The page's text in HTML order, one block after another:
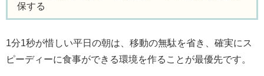
保する
1分1秒が惜しい平日の朝は、移動の無駄を省き、確実にス
ピーディーに食事ができる環境を作ることが最優先です。